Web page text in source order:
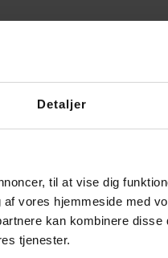
Detaljer
til at vise dig
vores hjemmeside med
kan kombinere
tjenester.